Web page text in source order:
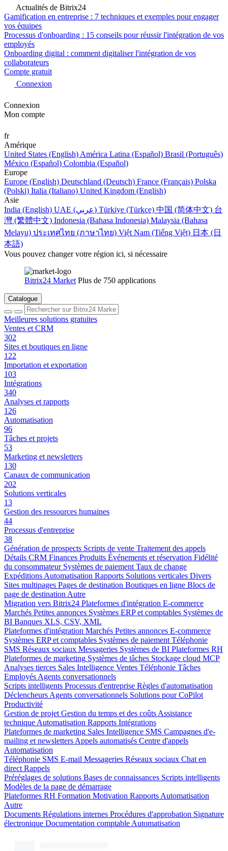
Actualités de Bitrix24
Gamification en entreprise : 7 techniques et exemples pour engager
vos équipes
Processus d'onboarding : 15 conseils pour réussir l'intégration de vos
employés
Onboarding digital : comment digitaliser l'intégration de vos
collaborateurs
Compte gratuit
Connexion
Connexion
Mon compte
fr
Amérique
United States (English) América Latina (Español) Brasil (Português)
México (Español) Colombia (Español)
Europe
Europe (English) Deutschland (Deutsch) France (Français) Polska
(Polski) Italia (Italiano) United Kingdom (English)
Asie
India (English)
UAE (عربي) Türkiye (Türkçe) 中国 (简体中文) 台
灣 (繁體中文) Indonesia (Bahasa Indonesia) Malaysia (Bahasa
Melayu) ประเทศไทย (ภาษาไทย) Việt Nam (Tiếng Việt) 日本 (日
本語)
Vous pouvez changer votre région ici, si nécessaire
Bitrix24 Market Plus de 750 applications
Catalogue
Meilleures solutions gratuites
Ventes et CRM
302
Sites et boutiques en ligne
122
Importation et exportation
103
Intégrations
340
Analyses et rapports
126
Automatisation
96
Tâches et projets
53
Marketing et newsletters
130
Canaux de communication
202
Solutions verticales
13
Gestion des ressources humaines
44
Processus d'entreprise
38
Génération de prospects Scripts de vente Traitement des appels
Détails CRM Finances Produits Événements et réservation Fidélité
du consommateur Systèmes de paiement Taux de change
Expéditions Automatisation Rapports Solutions verticales Divers
Sites multipages Pages de destination Boutiques en ligne Blocs de
page de destination Autre
Migration vers Bitrix24 Plateformes d'intégration E-commerce
Marchés Petites annonces Systèmes ERP et comptables Systèmes de
BI Banques XLS, CSV, XML
Plateformes d'intégration Marchés Petites annonces E-commerce
Systèmes ERP et comptables Systèmes de paiement Téléphonie
SMS Réseaux sociaux Messageries Systèmes de BI Plateformes RH
Plateformes de marketing Systèmes de tâches Stockage cloud MCP
Analyses tierces Sales Intelligence Ventes Téléphonie Tâches
Employés Agents conversationnels
Scripts intelligents Processus d'entreprise Règles d'automatisation
Déclencheurs Agents conversationnels Solutions pour CoPilot
Productivité
Gestion de projet Gestion du temps et des coûts Assistance
technique Automatisation Rapports Intégrations
Plateformes de marketing Sales Intelligence SMS Campagnes d'e-
mailing et newsletters Appels automatisés Centre d'appels
Automatisation
Téléphonie SMS E-mail Messageries Réseaux sociaux Chat en
direct Rappels
Préréglages de solutions Bases de connaissances Scripts intelligents
Modèles de la page de démarrage
Plateformes RH Formation Motivation Rapports Automatisation
Autre
Documents Régulations internes Procédures d'approbation Signature
électronique Documentation comptable Automatisation